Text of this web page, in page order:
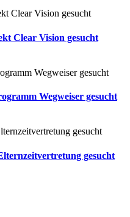
Clear Vision gesucht
Wegweiser gesucht
gesucht